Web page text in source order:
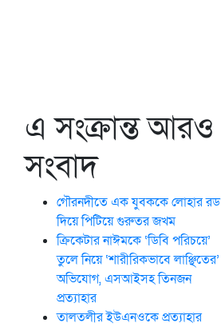
এ সংক্রান্ত আরও
সংবাদ
গৌরনদীতে এক যুবককে লোহার রড
দিয়ে পিটিয়ে গুরুতর জখম
ক্রিকেটার নাঈমকে ‘ডিবি পরিচয়ে’
তুলে নিয়ে ‘শারীরিকভাবে লাঞ্ছিতের’
অভিযোগ, এসআইসহ তিনজন
প্রত্যাহার
তালতলীর ইউএনওকে প্রত্যাহার